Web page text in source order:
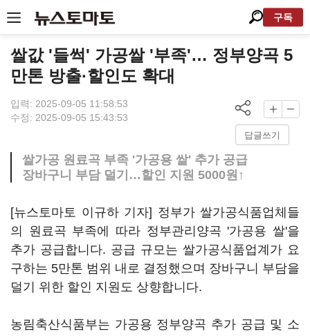
구독
쌀값 '들썩' 가공쌀 '부족'… 정부양곡 5
만톤 방출·할인도 확대
입력: 2025-09-05 11:58:53
수정: 2025-09-05 15:43:53
답글쓰기
쌀가공 원료곡 부족 '가공용 쌀' 추가 공급
장바구니 부담 덜기…할인 지원 5000원↑
[뉴스토마토 이규하 기자] 정부가 쌀가공식품업체들
의 원료곡 부족에 따라 정부관리양곡 '가공용 쌀'을
추가 공급합니다. 공급 규모는 쌀가공식품업계가 요
구하는 5만톤 범위 내로 결정했으며 장바구니 부담을
덜기 위한 할인 지원도 상향합니다.
농림축산식품부는 가공용 정부양곡 추가 공급 및 소